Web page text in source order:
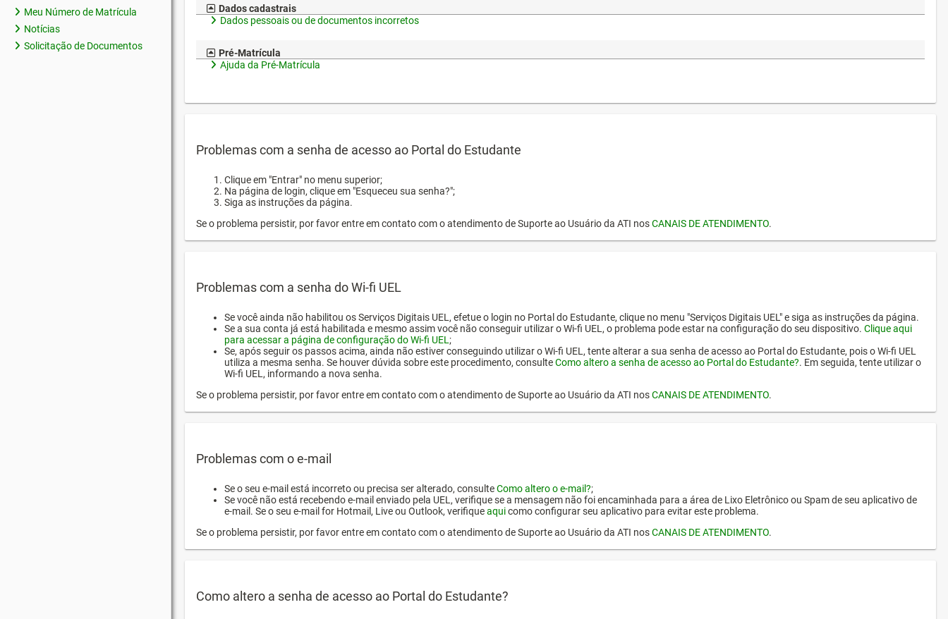
Meu Número de Matrícula
Notícias
Solicitação de Documentos
Dados cadastrais
Dados pessoais ou de documentos incorretos
Pré-Matrícula
Ajuda da Pré-Matrícula
Problemas com a senha de acesso ao Portal do Estudante
Clique em "Entrar" no menu superior;
Na página de login, clique em "Esqueceu sua senha?";
Siga as instruções da página.
Se o problema persistir, por favor entre em contato com o atendimento de Suporte ao Usuário da ATI nosCANAIS DE ATENDIMENTO.
Problemas com a senha do Wi-fi UEL
Se você ainda não habilitou os Serviços Digitais UEL, efetue o login no Portal do Estudante, clique no menu "Serviços Digitais UEL" e siga as instruções da página.
Se a sua conta já está habilitada e mesmo assim você não conseguir utilizar o Wi-fi UEL, o problema pode estar na configuração do seu dispositivo. Clique aqui
para acessar a página de configuração do Wi-fi UEL ;
Se, após seguir os passos acima, ainda não estiver conseguindo utilizar o Wi-fi UEL, tente alterar a sua senha de acesso ao Portal do Estudante, pois o Wi-fi UEL
utiliza a mesma senha. Se houver dúvida sobre este procedimento, consulteComo altero a senha de acesso ao Portal do Estudante?. Em seguida, tente utilizar o
Wi-fi UEL, informando a nova senha.
Se o problema persistir, por favor entre em contato com o atendimento de Suporte ao Usuário da ATI nosCANAIS DE ATENDIMENTO.
Problemas com o e-mail
Se o seu e-mail está incorreto ou precisa ser alterado, consulteComo altero o e-mail?;
Se você não está recebendo e-mail enviado pela UEL, verifique se a mensagem não foi encaminhada para a área de Lixo Eletrônico ou Spam de seu aplicativo de
e-mail. Se o seu e-mail for Hotmail, Live ou Outlook, verifiqueaquicomo configurar seu aplicativo para evitar este problema.
Se o problema persistir, por favor entre em contato com o atendimento de Suporte ao Usuário da ATI nosCANAIS DE ATENDIMENTO.
Como altero a senha de acesso ao Portal do Estudante?